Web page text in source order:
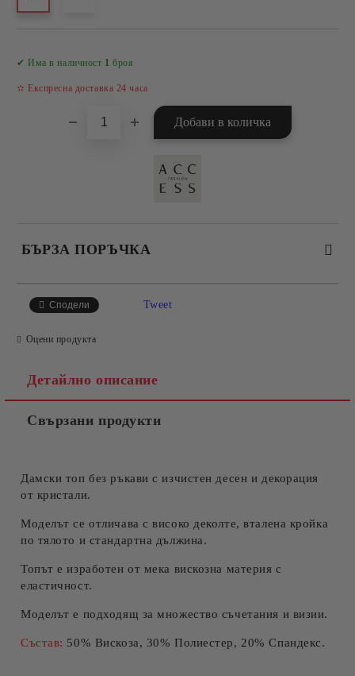
✔ Има в наличност 1 броя
✫ Експресна доставка 24 часа
БЪРЗА ПОРЪЧКА
Сподели Tweet
Оцени продукта
Детайлно описание
Свързани продукти
Дамски топ без ръкави с изчистен десен и декорация
от кристали.
Моделът се отличава с високо деколте, вталена кройка
по тялото и стандартна дължина.
Топът е изработен от мека вискозна материя с
еластичност.
Моделът е подходящ за множество съчетания и визии.
Състав: 50% Вискоза, 30% Полиестер, 20% Спандекс.